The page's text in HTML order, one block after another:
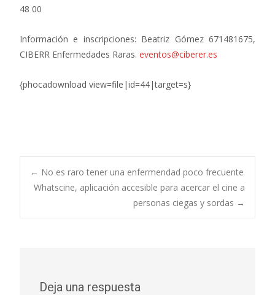
48 00
Información e inscripciones: Beatriz Gómez 671481675,
CIBERR Enfermedades Raras. eventos@ciberer.es
{phocadownload view=file|id=44|target=s}
Navegación
de
← No es raro tener una enfermendad poco frecuente
Whatscine, aplicación accesible para acercar el cine a
personas ciegas y sordas →
Deja una respuesta